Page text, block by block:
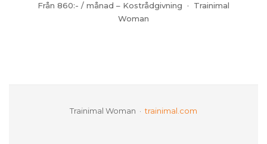
Från 860:- / månad – Kostrådgivning · Trainimal
Woman
Trainimal Woman ·trainimal.com